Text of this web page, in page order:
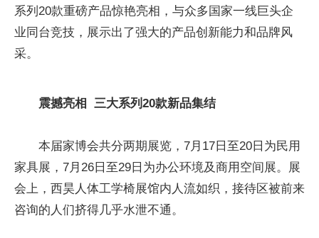
系列20款重磅产品惊艳亮相，与众多国家一线巨头企
业同台竞技，展示出了强大的产品创新能力和品牌风
采。
震撼亮相 三大系列20款新品集结
本届家博会共分两期展览，7月17日至20日为民用
家具展，7月26日至29日为办公环境及商用空间展。展
会上，西昊人体工学椅展馆内人流如织，接待区被前来
咨询的人们挤得几乎水泄不通。